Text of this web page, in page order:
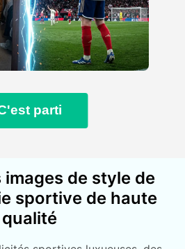
parti
images de style de
sportive de haute
qualité